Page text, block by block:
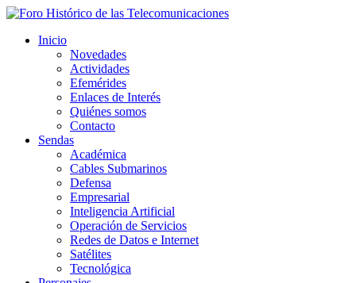
Inicio
Novedades
Actividades
Efemérides
Enlaces de Interés
Quiénes somos
Contacto
Sendas
Académica
Cables Submarinos
Defensa
Empresarial
Inteligencia Artificial
Operación de Servicios
Redes de Datos e Internet
Satélites
Tecnológica